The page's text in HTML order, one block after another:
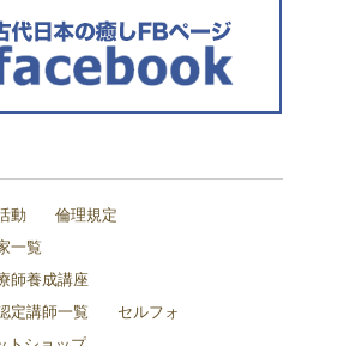
動
倫理規定
一覧
師養成講座
定講師一覧
セルフォ